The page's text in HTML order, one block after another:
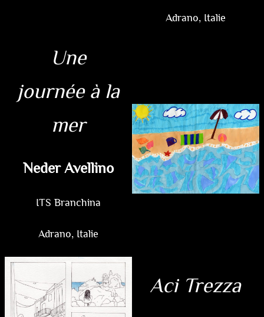
Adrano, Italie
Une
journée à la
mer
Neder Avellino
ITS Branchina
Adrano, Italie
Aci Trezza